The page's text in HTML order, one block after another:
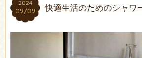
2024
09/09
2024
09/09 快適生活のためのシャワ